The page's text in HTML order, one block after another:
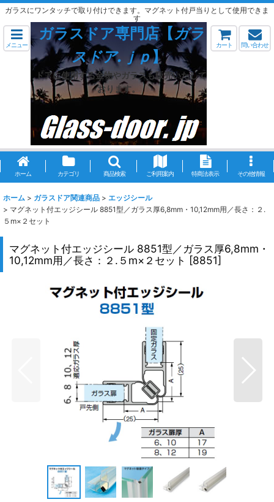
ガラスにワンタッチで取り付けできます。マグネット付戸当りとして使用できま
す
メニュー
ガラスドア専門店【ガラ
スドア.ｊｐ】
ドアに使用する金物やガラスも販売いたして
おります。
カート 問い合わせ
ホーム カテゴリ 商品検索 ご利用案内 特商法表示 その他情報
ホーム > ガラスドア関連商品 > エッジシール
> マグネット付エッジシール 8851型／ガラス厚6,8mm・10,12mm用／長さ：２.
５m×２セット
マグネット付エッジシール 8851型／ガラス厚6,8mm・
10,12mm用／長さ：２.５m×２セット [8851]